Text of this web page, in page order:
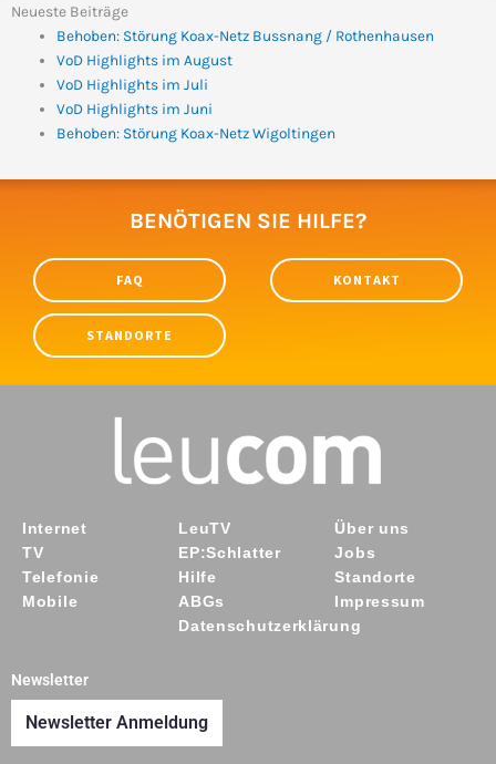
Neueste Beiträge
Behoben: Störung Koax-Netz Bussnang / Rothenhausen
VoD Highlights im August
VoD Highlights im Juli
VoD Highlights im Juni
Behoben: Störung Koax-Netz Wigoltingen
BENÖTIGEN SIE HILFE?
FAQ KONTAKT
STANDORTE
Internet
TV
Telefonie
Mobile
LeuTV
EP:Schlatter
Hilfe
ABGs
Datenschutzerklärung
Über uns
Jobs
Standorte
Impressum
Newsletter
Newsletter Anmeldung